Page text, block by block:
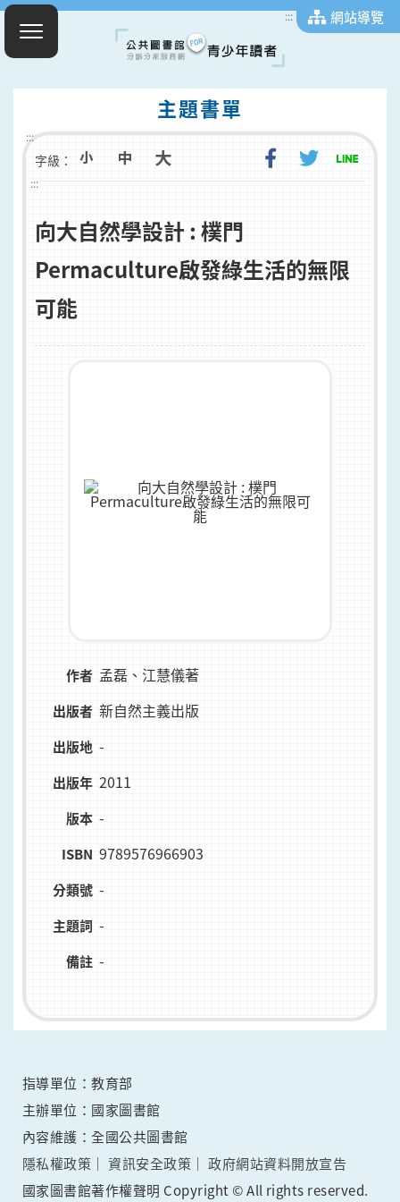
::: 網站導覽
主題書單
:::
字級：
:::
向大自然學設計 : 樸門
Permaculture啟發綠生活的無限
可能
作者 孟磊、江慧儀著
出版者 新自然主義出版
出版地 -
出版年 2011
版本 -
ISBN 9789576966903
分類號 -
主題詞 -
備註 -
指導單位：教育部
主辦單位：國家圖書館
內容維護：全國公共圖書館
隱私權政策
資訊安全政策
政府網站資料開放宣告
國家圖書館著作權聲明 Copyright © All rights reserved.